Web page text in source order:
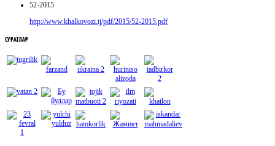
52-2015
http://www.khalkovozi.tj/pdf/2015/52-2015.pdf
СУРАТЛАР